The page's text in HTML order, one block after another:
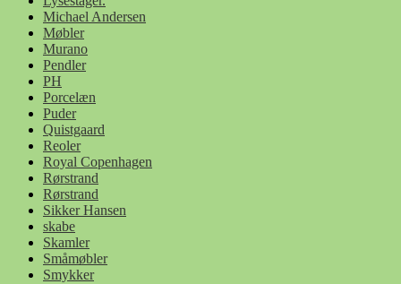
Michael Andersen
Møbler
Murano
Pendler
PH
Porcelæn
Puder
Quistgaard
Reoler
Royal Copenhagen
Rørstrand
Rørstrand
Sikker Hansen
skabe
Skamler
Småmøbler
Smykker